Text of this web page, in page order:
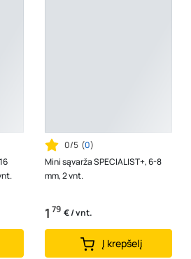
0/5 (0)
Mini sąvarža SPECIALIST+, 6-8
mm, 2 vnt.
1 79 € / vnt.
Į krepšelį